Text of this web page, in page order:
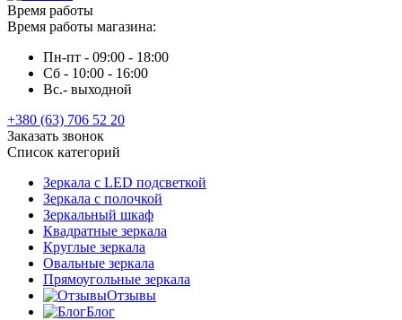
Время работы
Время работы магазина:
Пн-пт - 09:00 - 18:00
Сб - 10:00 - 16:00
Вс.- выходной
+380 (63) 706 52 20
Заказать звонок
Список категорий
Зеркала с LED подсветкой
Зеркала с полочкой
Зеркальный шкаф
Квадратные зеркала
Круглые зеркала
Овальные зеркала
Прямоугольные зеркала
Отзывы
Блог